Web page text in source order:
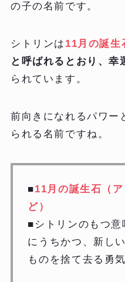
の子の名前です。
シトリンは 11月の誕生
と呼ばれるとおり、幸
られています。
前向きになれるパワー
られる名前ですね。
■11月の誕生石（
ど）
■シトリンのもつ意
にうちかつ、新し
ものを捨て去る勇